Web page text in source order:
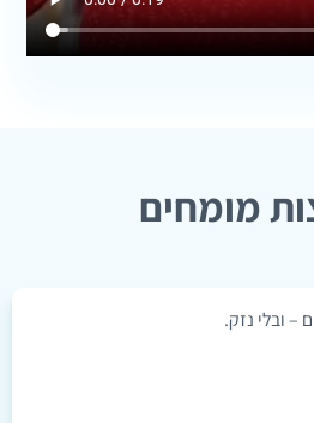
מומחים
– ובלי נזק.